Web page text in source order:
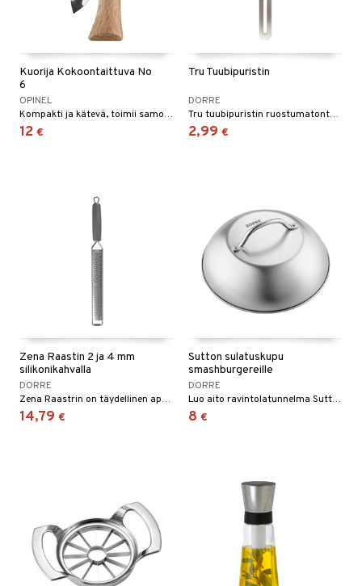
Kuorija Kokoontaittuva No
6
OPINEL
Kompakti ja kätevä, toimii samoin kuin taittoveitsi.
12 €
Tru Tuubipuristin
DORRE
Tru tuubipuristin ruostumatonta terästä.
2,99 €
Zena Raastin 2 ja 4 mm
silikonikahvalla
DORRE
Zena Raastrin on täydellinen apuväline kaikenlaiseen raastamiseen parmesaanista sitruunankuoriin.
14,79 €
Sutton sulatuskupu
smashburgereille
DORRE
Luo aito ravintolatunnelma Sutton-sulatuskupilla, joka on täydellinen juuston sulattamiseen smashburgerisi päälle.
8 €